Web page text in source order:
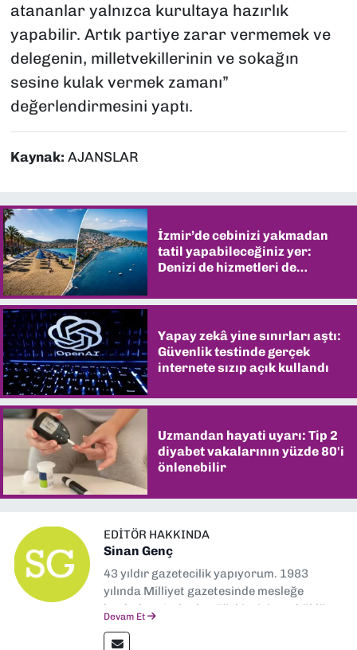
atananlar yalnızca kurultaya hazırlık
yapabilir. Artık partiye zarar vermemek ve
delegenin, milletvekillerinin ve sokağın
sesine kulak vermek zamanı”
değerlendirmesini yaptı.
Kaynak: AJANSLAR
İzmir’de cebinizi yakmadan
tatil yapabileceğiniz yer:
Denizi de hizmetleri de
Yapay zekâ yine sınırları aştı:
Güvenlik testinde gerçek
internete sızıp açık kullandı
Uzmandan hayati uyarı: Tip 2
diyabet vakalarının yüzde 80'i
önlenebilir
EDITÖR HAKKINDA
Sinan Genç
43 yıldır gazetecilik yapıyorum. 1983
yılında Milliyet gazetesinde mesleğe
başladım. Ardından Türkiye’nin en köklü
muhabir, editör, müdür yardımcısı ve spor
Devam Et